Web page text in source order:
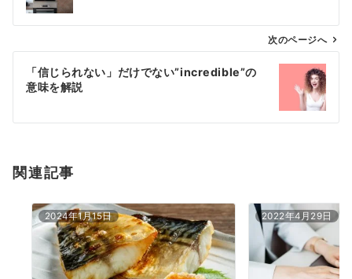
ビ
ン
次のページへ
「信じられない」だけでない”incredible”の
意味を解説
関連記事
2024年1月15日 2022年4月29日